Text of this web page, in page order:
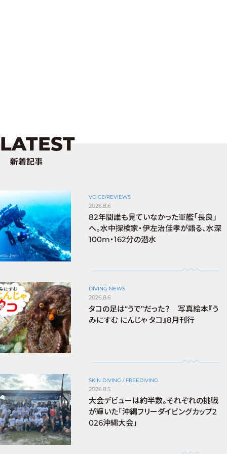
LATEST
新着記事
VOICE/REVIEWS
2026.8.6
82年間誰も見ていなかった軍艦「長良」
へ。水中探検家・伊左治佳孝が語る、水深
100m・162分の潜水
DIVING NEWS
2026.8.6
タコの足は“うで”だった？ 写真絵本『う
みにすむ にんじゃ タコ』8月刊行
SKIN DIVING / FREEDIVING
2026.8.5
大会デビューは約半数。それぞれの挑戦
が輝いた「沖縄フリーダイビングカップ2
026沖縄大会」